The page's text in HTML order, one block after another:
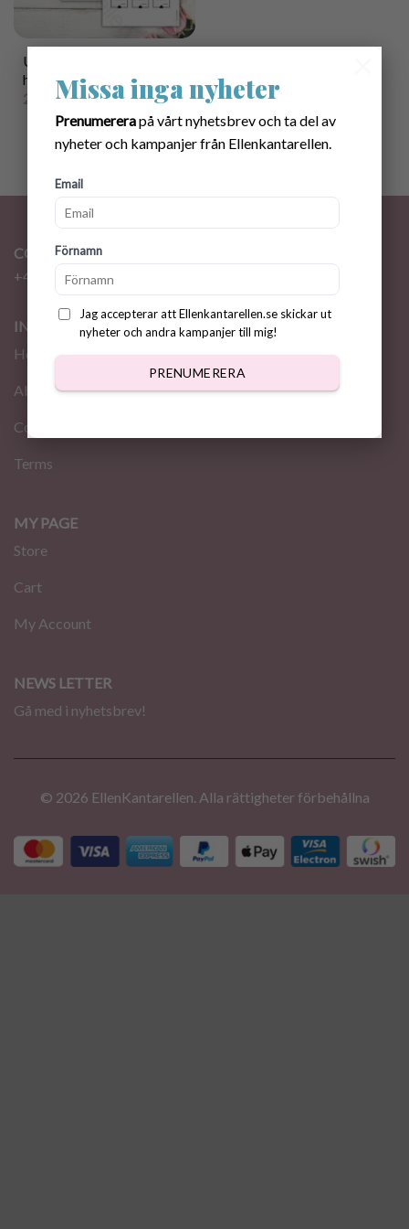
Missa inga nyheter
Prenumererapå vårt nyhetsbrev och ta del av
nyheter och kampanjer från Ellenkantarellen.
Email
Förnamn
Jag accepterar att Ellenkantarellen.se skickar ut
nyheter och andra kampanjer till mig!
PRENUMERERA
Utskriftbara Etiketter till
handgjorda grytlappar
25.00kr
CONTACT
+46 72 310 46 48
INFORMATION
Home
About me
Contact
Terms
MY PAGE
Store
Cart
My Account
NEWS LETTER
Gå med i nyhetsbrev!
© 2026 EllenKantarellen. Alla rättigheter förbehållna